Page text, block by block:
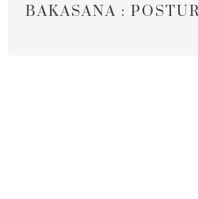
BAKASANA :